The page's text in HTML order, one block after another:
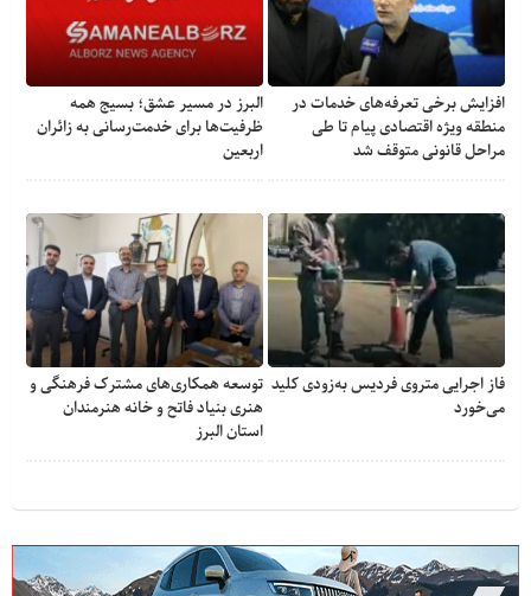
افزایش برخی تعرفه‌های خدمات در
منطقه ویژه اقتصادی پیام تا طی
مراحل قانونی متوقف شد
البرز در مسیر عشق؛ بسیج همه
ظرفیت‌ها برای خدمت‌رسانی به زائران
اربعین
فاز اجرایی متروی فردیس به‌زودی کلید
می‌خورد
توسعه همکاری‌های مشترک فرهنگی و
هنری بنیاد فاتح و خانه هنرمندان
استان البرز